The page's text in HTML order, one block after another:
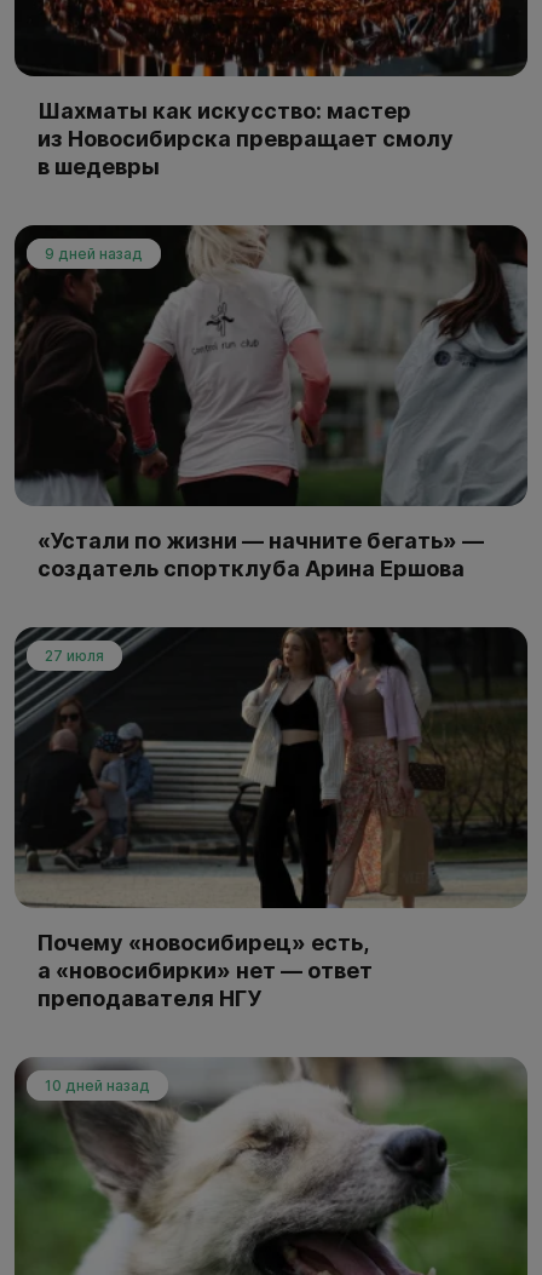
Шахматы как искусство: мастер
из Новосибирска превращает смолу
в шедевры
9 дней назад
«Устали по жизни — начните бегать» —
создатель спортклуба Арина Ершова
27 июля
Почему «новосибирец» есть,
а «новосибирки» нет — ответ
преподавателя НГУ
10 дней назад